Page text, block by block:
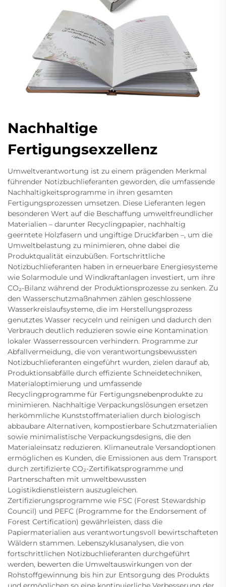
Nachhaltige
Fertigungsexzellenz
Umweltverantwortung ist zu einem prägenden Merkmal
führender Notizbuchlieferanten geworden, die umfassende
Nachhaltigkeitsprogramme in ihren gesamten
Fertigungsprozessen umsetzen. Diese Lieferanten legen
besonderen Wert auf die Beschaffung umweltfreundlicher
Materialien – darunter Recyclingpapier, nachhaltig
geerntete Holzfasern und ungiftige Druckfarben –, um die
Umweltbelastung zu minimieren, ohne dabei die
Produktqualität einzubüßen. Fortschrittliche
Notizbuchlieferanten haben in erneuerbare Energiesysteme
wie Solarmodule und Windkraftanlagen investiert, um ihre
CO₂-Bilanz während der Produktionsprozesse zu senken. Zu
den Wasserschutzmaßnahmen zählen geschlossene
Wasserkreislaufsysteme, die im Herstellungsprozess
genutztes Wasser recyceln und reinigen und dadurch den
Verbrauch deutlich reduzieren sowie eine Kontamination
lokaler Wasserressourcen verhindern. Programme zur
Abfallvermeidung, die von verantwortungsbewussten
Notizbuchlieferanten eingeführt wurden, zielen darauf ab,
Produktionsabfälle durch effiziente Schneidetechniken,
Materialoptimierung und umfassende
Recyclingprogramme für Fertigungsnebenprodukte zu
minimieren. Nachhaltige Verpackungslösungen ersetzen
herkömmliche Kunststoffmaterialien durch biologisch
abbaubare Alternativen, kompostierbare Schutzmaterialien
sowie minimalistische Verpackungsdesigns, die den
Materialeinsatz reduzieren. Klimaneutrale Versandoptionen
ermöglichen es Kunden, die Emissionen aus dem Transport
durch zertifizierte CO₂-Zertifikatsprogramme und
Partnerschaften mit umweltbewussten
Logistikdienstleistern auszugleichen.
Zertifizierungsprogramme wie FSC (Forest Stewardship
Council) und PEFC (Programme for the Endorsement of
Forest Certification) gewährleisten, dass die
Papiermaterialien aus verantwortungsvoll bewirtschafteten
Wäldern stammen. Lebenszyklusanalysen, die von
fortschrittlichen Notizbuchlieferanten durchgeführt
werden, bewerten die Umweltauswirkungen von der
Rohstoffgewinnung bis hin zur Entsorgung des Produkts